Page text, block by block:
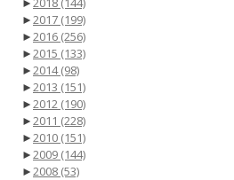
►2017 (199)
►2016 (256)
►2015 (133)
►2014(98)
►2013 (151)
►2012 (190)
►2011 (228)
►2010 (151)
►2009 (144)
►2008 (53)